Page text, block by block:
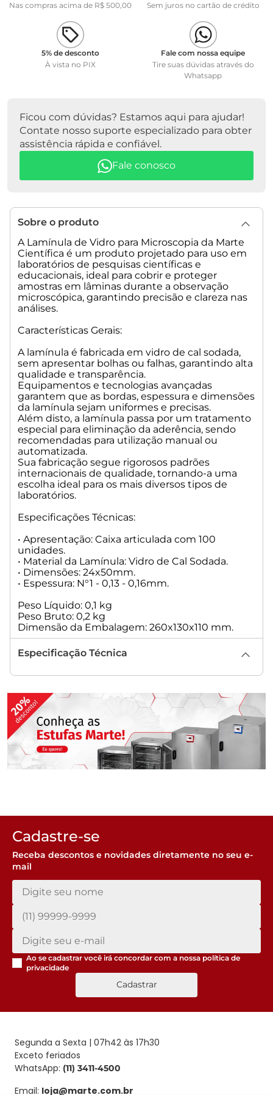
Nas compras acima de R$ 500,00
Sem juros no cartão de crédito
5% de desconto
À vista no PIX
Fale com nossa equipe
Tire suas dúvidas através do
Whatsapp
Ficou com dúvidas? Estamos aqui para ajudar!
Contate nosso suporte especializado para obter
assistência rápida e confiável.
Fale conosco
Sobre o produto
A Lamínula de Vidro para Microscopia da Marte
Científica é um produto projetado para uso em
laboratórios de pesquisas científicas e
educacionais, ideal para cobrir e proteger
amostras em lâminas durante a observação
microscópica, garantindo precisão e clareza nas
análises.
Características Gerais:
A lamínula é fabricada em vidro de cal sodada,
sem apresentar bolhas ou falhas, garantindo alta
qualidade e transparência.
Equipamentos e tecnologias avançadas
garantem que as bordas, espessura e dimensões
da lamínula sejam uniformes e precisas.
Além disto, a lamínula passa por um tratamento
especial para eliminação da aderência, sendo
recomendadas para utilização manual ou
automatizada.
Sua fabricação segue rigorosos padrões
internacionais de qualidade, tornando-a uma
escolha ideal para os mais diversos tipos de
laboratórios.
Especificações Técnicas:
• Apresentação: Caixa articulada com 100
unidades.
• Material da Lamínula: Vidro de Cal Sodada.
• Dimensões: 24x50mm.
• Espessura: N°1 - 0,13 - 0,16mm.
Peso Líquido: 0,1 kg
Peso Bruto: 0,2 kg
Dimensão da Embalagem: 260x130x110 mm.
Especificação Técnica